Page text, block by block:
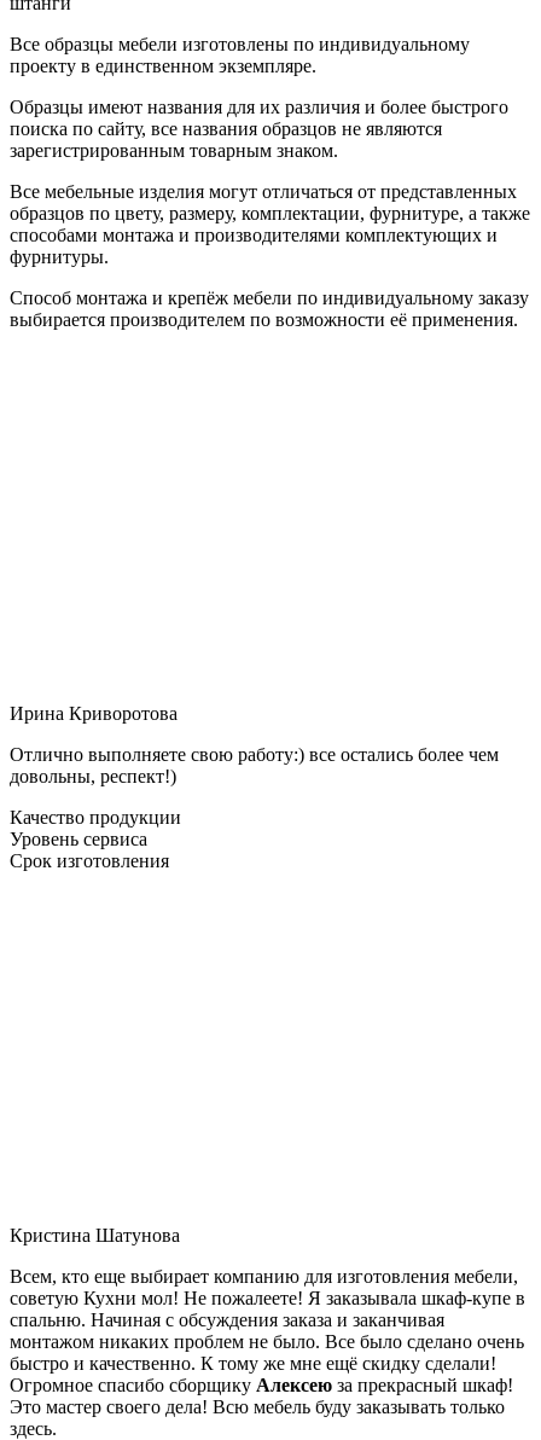
Все образцы мебели изготовлены по индивидуальному
проекту в единственном экземпляре.
Образцы имеют названия для их различия и более быстрого
поиска по сайту, все названия образцов не являются
зарегистрированным товарным знаком.
Все мебельные изделия могут отличаться от представленных
образцов по цвету, размеру, комплектации, фурнитуре, а также
способами монтажа и производителями комплектующих и
фурнитуры.
Способ монтажа и крепёж мебели по индивидуальному заказу
выбирается производителем по возможности её применения.
Ирина Криворотова
Отлично выполняете свою работу:) все остались более чем
довольны, респект!)
Качество продукции
Уровень сервиса
Срок изготовления
Кристина Шатунова
Всем, кто еще выбирает компанию для изготовления мебели,
советую Кухни мол! Не пожалеете! Я заказывала шкаф-купе в
спальню. Начиная с обсуждения заказа и заканчивая
монтажом никаких проблем не было. Все было сделано очень
быстро и качественно. К тому же мне ещё скидку сделали!
Огромное спасибо сборщику Алексею за прекрасный шкаф!
Это мастер своего дела! Всю мебель буду заказывать только
здесь.